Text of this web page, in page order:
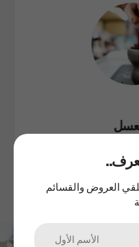
العروض والقسائم